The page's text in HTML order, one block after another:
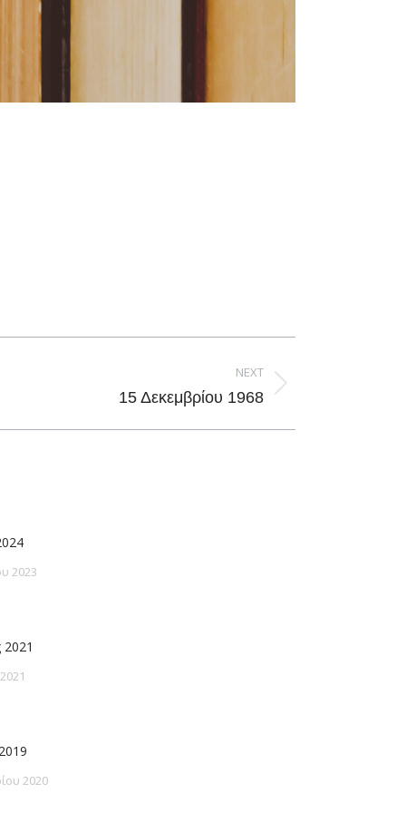
NEXT
15 Δεκεμβρίου 1968
2023
2021
2020